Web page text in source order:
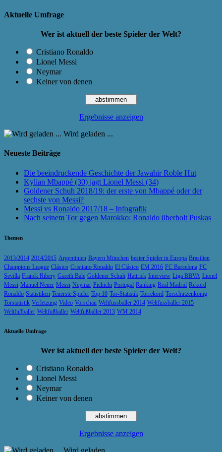
Aktuelle Umfrage
Wer ist aktuell der beste Spieler der Welt?
Cristiano Ronaldo
Lionel Messi
Neymar
Keiner von denen
Ergebnisse anzeigen
Wird geladen ...
Neueste Beiträge
Die beeindruckende Geschichte der Jawahir Roble Hut
Kylian Mbappé (30) jagt Lionel Messi (34)
Goldener Schuh 2018/19: der erste von Mbappé oder der
sechste von Messi?
Messi vs Ronaldo 2017/18 – Infografik
Nach seinem Tor gegen Marokko: Ronaldo überholt Puskas
Themen
2013/2014 2014/2015 Argentinien Bayern München bester Spieler in Europa Brasilien
Champions League Clásico Cristiano Ronaldo El Clásico EM 2016 FC Barcelona FC
Sevilla Franck Ribery Gareth Bale Goldener Schuh Hattrick Interview Liga BBVA Lionel
Messi Manuel Neuer Messi Neymar Pichichi Portugal Ranking Real Madrid Rekord
Ronaldo Statistiken Teuerste Spieler Top 10 Tor-Statistik Torrekord Torschützenkönig
Torstatistik Verletzung Video Vorschau Weltfussballer 2014 Weltfussballer 2015
Weltfußballer Weltfußballer Weltfußballer 2013 WM 2014
Aktuelle Umfrage
Wer ist aktuell der beste Spieler der Welt?
Cristiano Ronaldo
Lionel Messi
Neymar
Keiner von denen
Ergebnisse anzeigen
Wird geladen ...